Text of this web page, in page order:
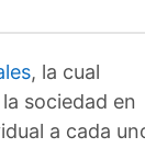
, la cual
sociedad en
a cada